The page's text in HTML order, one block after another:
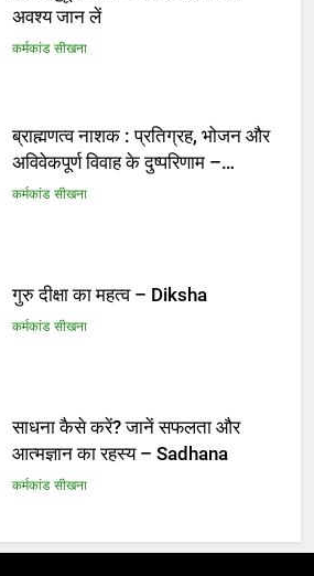
अवश्य जान लें
कर्मकांड सीखना
ब्राह्मणत्व नाशक : प्रतिग्रह, भोजन और
अविवेकपूर्ण विवाह के दुष्परिणाम –
Brahmanatva
कर्मकांड सीखना
गुरु दीक्षा का महत्व – Diksha
कर्मकांड सीखना
साधना कैसे करें? जानें सफलता और
आत्मज्ञान का रहस्य – Sadhana
कर्मकांड सीखना